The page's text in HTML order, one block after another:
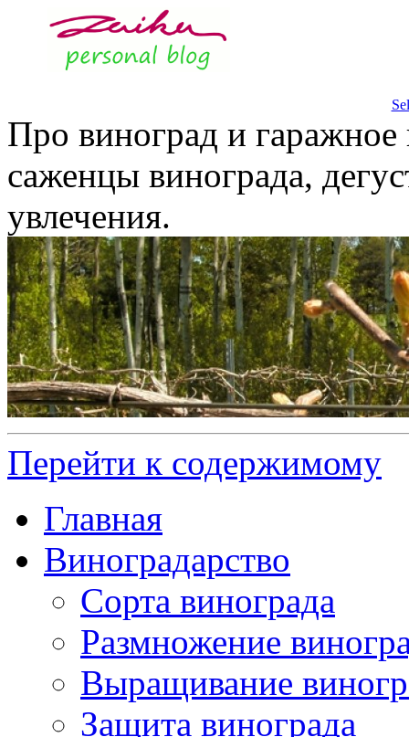
Про виноград и
саженцы винограда,
увлечения.
Перейти к содержимому
Главная
Виноградарство
Сорта винограда
Размножение
Выращивание
Защита винограда